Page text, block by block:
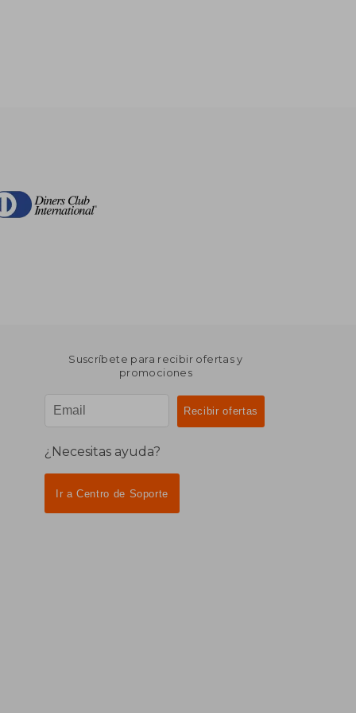
Suscríbete para recibir ofertas y
promociones
¿Necesitas ayuda?
Ir a Centro de Soporte